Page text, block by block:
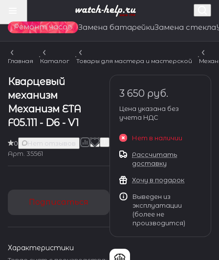
Ремонт часов Замена батарейкиЗамена стекла
Главная Каталог Товары для мастера и мастерской
Кварцевый
механизм
Механизм ETA
F05.111 - D6 - V1
0
Нет отзывов
Арт. 35561
Подписаться
Характеристики
3 650 руб.
Цена указана без
учета НДС
Нет в наличии
Рассчитать
доставку
Хочу в подарок
Выведен из
эксплуатации
(более не
производится)